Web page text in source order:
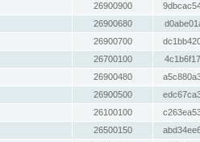
26900900
26900680
26900700
26700100
26900480
26900500
26100100
26500150